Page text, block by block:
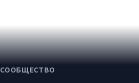
СООБЩЕСТВО